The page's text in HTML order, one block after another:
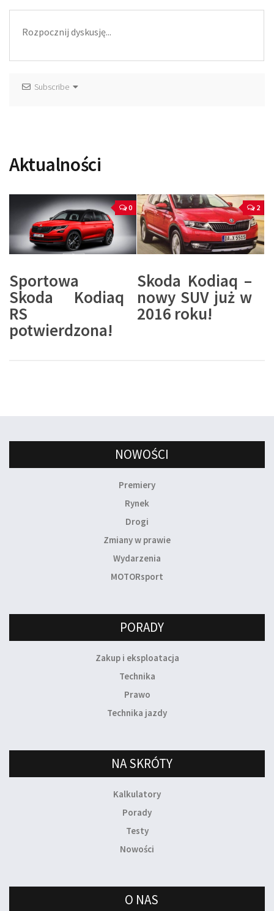
Subscribe
Aktualności
0
Sportowa
Skoda Kodiaq
RS
potwierdzona!
2
Skoda Kodiaq –
nowy SUV już w
2016 roku!
NOWOŚCI
Premiery
Rynek
Drogi
Zmiany w prawie
Wydarzenia
MOTORsport
PORADY
Zakup i eksploatacja
Technika
Prawo
Technika jazdy
NA SKRÓTY
Kalkulatory
Porady
Testy
Nowości
O NAS